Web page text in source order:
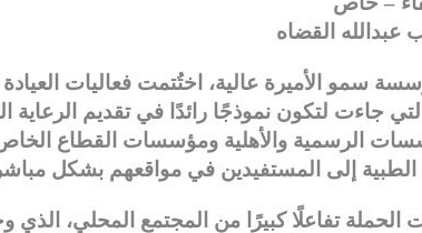
عبدالله القضاه
سمو الأميرة عالية، اختُتمت فعاليات
والتي جاءت لتكون نموذجًا رائدًا في تقديم الرعاية
الرسمية والأهلية ومؤسسات القطاع
تفاعلًا كبيرًا من المجتمع المحلي،